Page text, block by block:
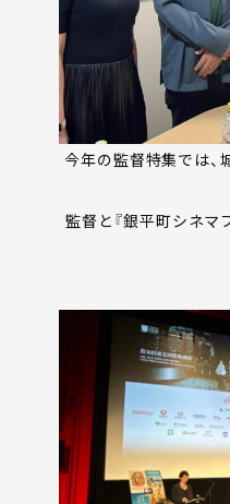
今年の監督特集では
監督と『銀平町シネマ